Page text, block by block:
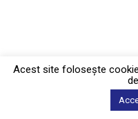
Acest site foloseşte